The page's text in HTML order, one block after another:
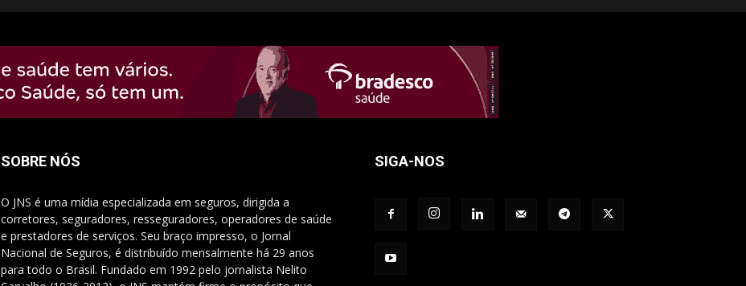
SOBRE NÓS
O JNS é uma mídia especializada em seguros, dirigida a
corretores, seguradores, resseguradores, operadores de saúde
e prestadores de serviços. Seu braço impresso, o Jornal
Nacional de Seguros, é distribuído mensalmente há 29 anos
para todo o Brasil. Fundado em 1992 pelo jornalista Nelito
SIGA-NOS